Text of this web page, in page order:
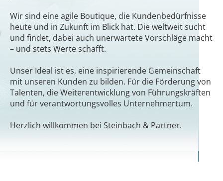
Wir sind eine agile Boutique, die Kundenbedürfnisse
heute und in Zukunft im Blick hat. Die weltweit sucht
und findet, dabei auch unerwartete Vorschläge macht
– und stets Werte schafft.
Unser Ideal ist es, eine inspirierende Gemeinschaft
mit unseren Kunden zu bilden. Für die Förderung von
Talenten, die Weiterentwicklung von Führungskräften
und für verantwortungsvolles Unternehmertum.
Herzlich willkommen bei Steinbach & Partner.